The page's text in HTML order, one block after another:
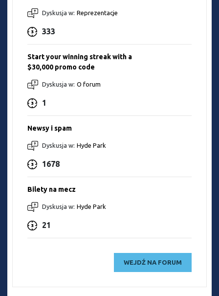
Dyskusja w: Reprezentacje
333
Start your winning streak with a
$30,000 promo code
Dyskusja w: O forum
1
Newsy i spam
Dyskusja w: Hyde Park
1678
Bilety na mecz
Dyskusja w: Hyde Park
21
WEJDŹ NA FORUM